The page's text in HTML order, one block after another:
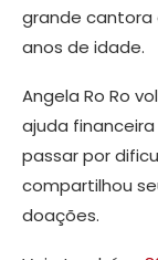
grande cantora
anos de idade.
Angela Ro Ro
ajuda
passar por
compartilhou
doações.